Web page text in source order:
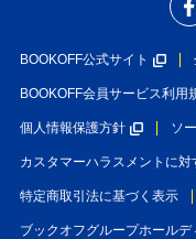
BOOKOFF公式サイト
BOOKOFF会員サービス利用
個人情報保護方針 ソ
カスタマーハラスメントに対
特定商取引法に基づく表示
ブックオフグループホールデ